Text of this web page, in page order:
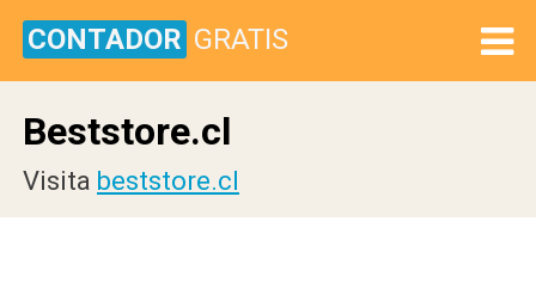
CONTADOR GRATIS
Beststore.cl
Visita beststore.cl